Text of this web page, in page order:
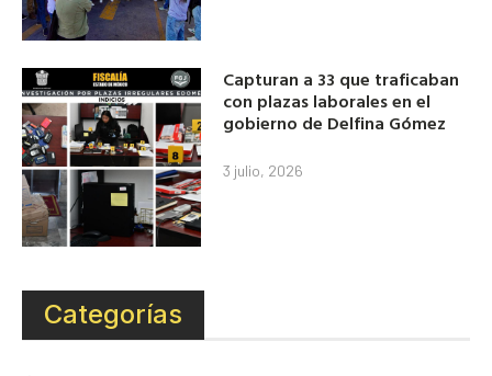
Capturan a 33 que traficaban
con plazas laborales en el
gobierno de Delfina Gómez
3 julio, 2026
Categorías